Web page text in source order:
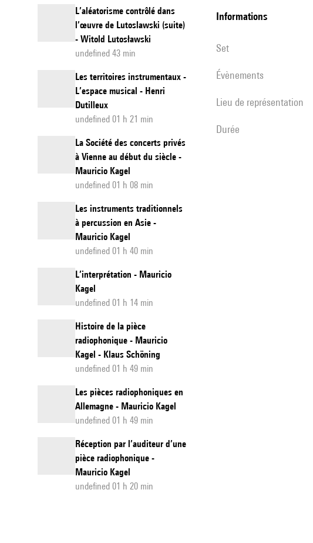
L’aléatorisme contrôlé dans
l’œuvre de Lutoslawski (suite)
- Witold Lutosławski
undefined 43 min
Les territoires instrumentaux -
L’espace musical - Henri
Dutilleux
undefined 01 h 21 min
La Société des concerts privés
à Vienne au début du siècle -
Mauricio Kagel
undefined 01 h 08 min
Les instruments traditionnels
à percussion en Asie -
Mauricio Kagel
undefined 01 h 40 min
L’interprétation - Mauricio
Kagel
undefined 01 h 14 min
Histoire de la pièce
radiophonique - Mauricio
Kagel - Klaus Schöning
undefined 01 h 49 min
Les pièces radiophoniques en
Allemagne - Mauricio Kagel
undefined 01 h 49 min
Réception par l’auditeur d’une
pièce radiophonique -
Mauricio Kagel
undefined 01 h 20 min
informations
set
évènements
Lieu de représentation
durée